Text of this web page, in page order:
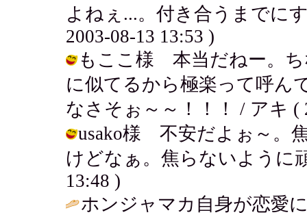
よねぇ...。付き合うまでに
2003-08-13 13:53 )
もここ様 本当だねー。ち
に似てるから極楽って呼ん
なさそぉ～～！！！ / アキ (
usako様 不安だよぉ～。
けどなぁ。焦らないように
13:48 )
ホンジャマカ自身が恋愛